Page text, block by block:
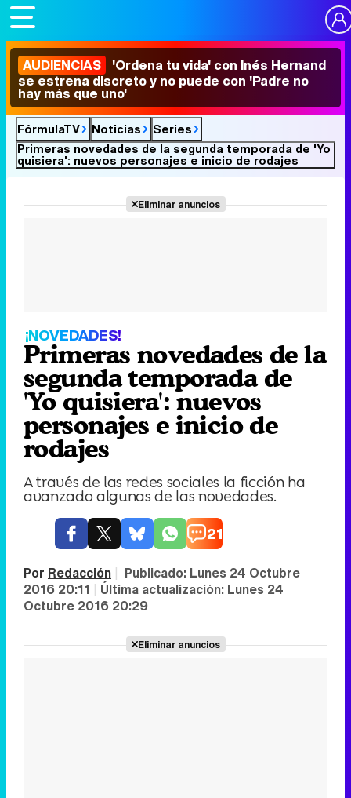
AUDIENCIAS 'Ordena tu vida' con Inés Hernand
se estrena discreto y no puede con 'Padre no
hay más que uno'
FórmulaTV Noticias
Series
Primeras novedades de la segunda temporada de 'Yo
quisiera': nuevos personajes e inicio de rodajes
Eliminar anuncios
¡NOVEDADES!
Primeras novedades de la
segunda temporada de
'Yo quisiera': nuevos
personajes e inicio de
rodajes
A través de las redes sociales la ficción ha
avanzado algunas de las novedades.
21
Por Redacción | Publicado: Lunes 24 Octubre
2016 20:11 | Última actualización: Lunes 24
Octubre 2016 20:29
Eliminar anuncios